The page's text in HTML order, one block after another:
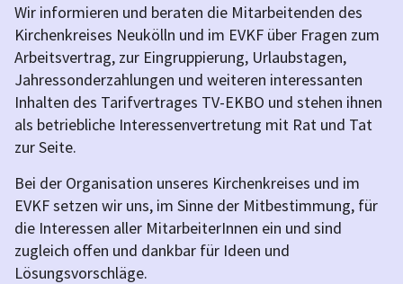
Wir informieren und beraten die Mitarbeitenden des
Kirchenkreises Neukölln und im EVKF über Fragen zum
Arbeitsvertrag, zur Eingruppierung, Urlaubstagen,
Jahressonderzahlungen und weiteren interessanten
Inhalten des Tarifvertrages TV-EKBO und stehen ihnen
als betriebliche Interessenvertretung mit Rat und Tat
zur Seite.
Bei der Organisation unseres Kirchenkreises und im
EVKF setzen wir uns, im Sinne der Mitbestimmung, für
die Interessen aller MitarbeiterInnen ein und sind
zugleich offen und dankbar für Ideen und
Lösungsvorschläge.